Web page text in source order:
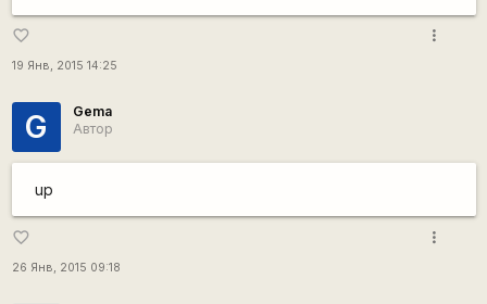
favorite_border
19 Янв, 2015 14:25
more_vert
G
Gema
Автор
up
favorite_border
26 Янв, 2015 09:18
more_vert